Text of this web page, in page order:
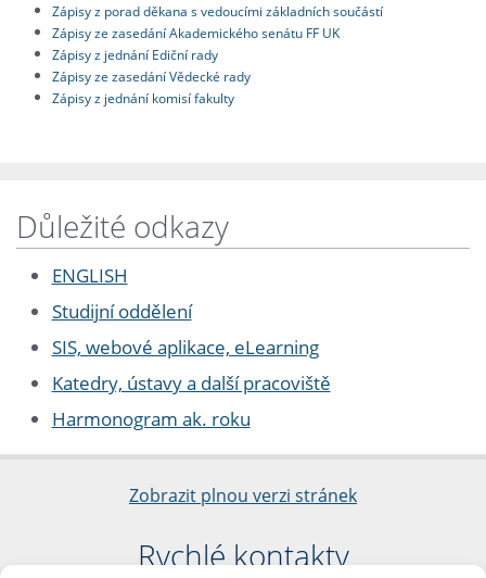
Zápisy z porad děkana s vedoucími základních součástí
Zápisy ze zasedání Akademického senátu FF UK
Zápisy z jednání Ediční rady
Zápisy ze zasedání Vědecké rady
Zápisy z jednání komisí fakulty
Důležité odkazy
ENGLISH
Studijní oddělení
SIS, webové aplikace, eLearning
Katedry, ústavy a další pracoviště
Harmonogram ak. roku
Zobrazit plnou verzi stránek
Rychlé kontakty